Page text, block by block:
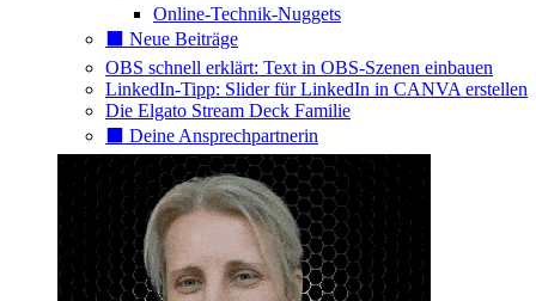
Online-Technik-Nuggets
⬛️ Neue Beiträge
OBS schnell erklärt: Text in OBS-Szenen einbauen
LinkedIn-Tipp: Slider für LinkedIn in CANVA erstellen
Die Elgato Stream Deck Familie
⬛️ Deine Ansprechpartnerin